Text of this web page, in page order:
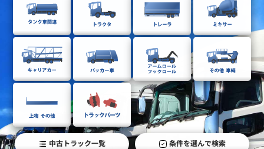
中古トラック一覧 条件を選んで検索